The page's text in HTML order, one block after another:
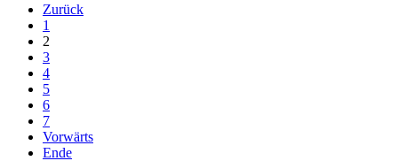
Zurück
1
2
3
4
5
6
7
Vorwärts
Ende